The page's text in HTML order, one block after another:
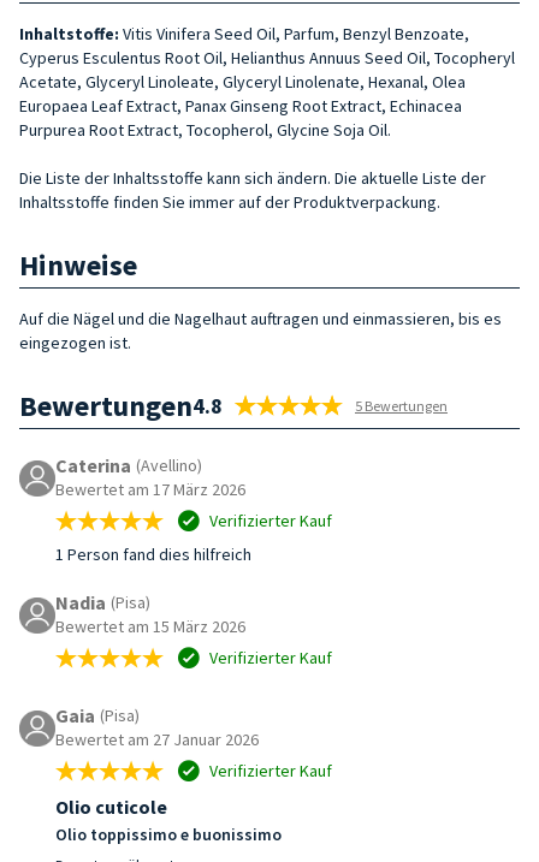
Inhaltstoffe: Vitis Vinifera Seed Oil, Parfum, Benzyl Benzoate,
Cyperus Esculentus Root Oil, Helianthus Annuus Seed Oil, Tocopheryl
Acetate, Glyceryl Linoleate, Glyceryl Linolenate, Hexanal, Olea
Europaea Leaf Extract, Panax Ginseng Root Extract, Echinacea
Purpurea Root Extract, Tocopherol, Glycine Soja Oil.
Die Liste der Inhaltsstoffe kann sich ändern. Die aktuelle Liste der
Inhaltsstoffe finden Sie immer auf der Produktverpackung.
Hinweise
Auf die Nägel und die Nagelhaut auftragen und einmassieren, bis es
eingezogen ist.
Bewertungen4.8 5 Bewertungen
Caterina (Avellino)
Bewertet am 17 März 2026
Verifizierter Kauf
1 Person fand dies hilfreich
Nadia (Pisa)
Bewertet am 15 März 2026
Verifizierter Kauf
Gaia (Pisa)
Bewertet am 27 Januar 2026
Verifizierter Kauf
Olio cuticole
Olio toppissimo e buonissimo